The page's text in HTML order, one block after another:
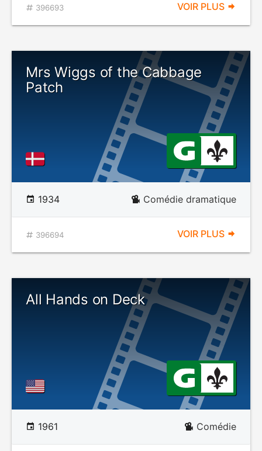
396693 VOIR PLUS
Mrs Wiggs of the Cabbage
Patch
1934 Comédie dramatique
396694 VOIR PLUS
All Hands on Deck
1961 Comédie